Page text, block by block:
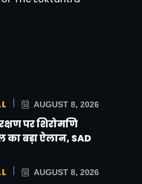
AUGUST 8, 2026
पर शिरोमणि
का बड़ा ऐलान, SAD
AUGUST 8, 2026